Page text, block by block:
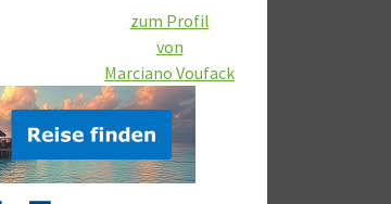
zum Profil
von
Marciano Voufack